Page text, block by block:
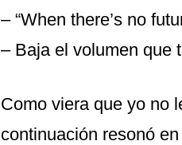
– “When there’s no
– Baja el volumen que
Como viera que yo no
continuación resonó